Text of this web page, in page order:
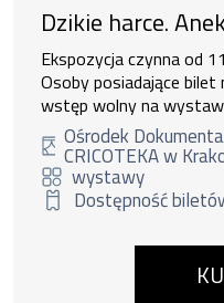
Dzikie harce.
Ekspozycja czynna od
Osoby posiadające
wstęp wolny na
Ośrodek
CRICOTEKA w
wystawy
Dostępność
Duża dostępność